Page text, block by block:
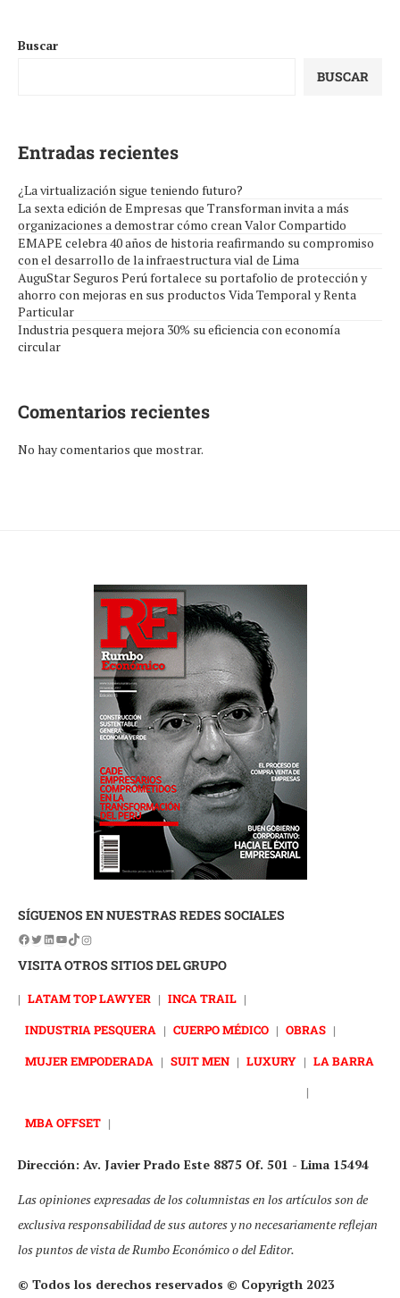
Buscar
BUSCAR
Entradas recientes
¿La virtualización sigue teniendo futuro?
La sexta edición de Empresas que Transforman invita a más
organizaciones a demostrar cómo crean Valor Compartido
EMAPE celebra 40 años de historia reafirmando su compromiso
con el desarrollo de la infraestructura vial de Lima
AuguStar Seguros Perú fortalece su portafolio de protección y
ahorro con mejoras en sus productos Vida Temporal y Renta
Particular
Industria pesquera mejora 30% su eficiencia con economía
circular
Comentarios recientes
No hay comentarios que mostrar.
SÍGUENOS EN NUESTRAS REDES SOCIALES
VISITA OTROS SITIOS DEL GRUPO
| LATAM TOP LAWYER | INCA TRAIL |
INDUSTRIA PESQUERA | CUERPO MÉDICO | OBRAS |
MUJER EMPODERADA | SUIT MEN | LUXURY | LA BARRA
|
MBA OFFSET |
Dirección: Av. Javier Prado Este 8875 Of. 501 - Lima 15494
Las opiniones expresadas de los columnistas en los artículos son de
exclusiva responsabilidad de sus autores y no necesariamente reflejan
los puntos de vista de Rumbo Económico o del Editor.
© Todos los derechos reservados © Copyrigth 2023